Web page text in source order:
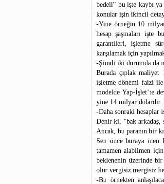
bedeli” bu işte kaybı
konular işin ikincil
-Yine örneğin 10
hesap şaşmaları işte
garantileri, işletme
karşılamak için
-Şimdi iki durumda da
Burada çıplak maliyet
işletme dönemi faizi
modelde Yap-İşlet’te
yine 14 milyar dolardır.
-Daha sonraki hesaplar
Denir ki, “bak arkadaş,
Ancak, bu paranın bir
Sen önce buraya inen
tamamen alabilmen için
beklenenin üzerinde bir
olur vergisiz mergisiz
-Bu örnekten